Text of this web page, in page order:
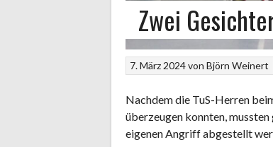
Zwei
7. März 2024vonBjörn Weinert
Nachdem die TuS-Herren
überzeugen konnten, mussten
eigenen Angriff abgestellt